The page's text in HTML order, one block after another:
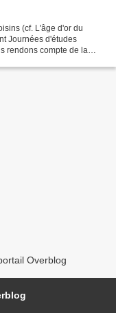
(cf. L'âge d'or du
Journées d'études
rendons compte de la
Overblog